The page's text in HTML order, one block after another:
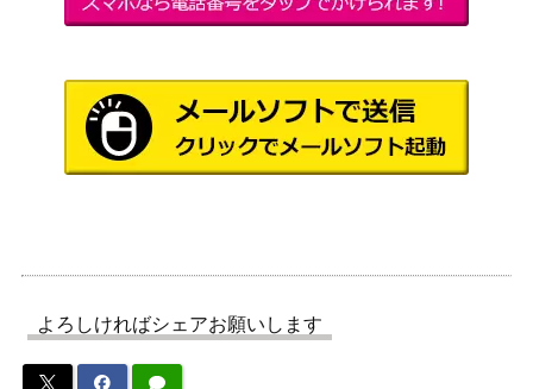
よろしければシェアお願いします